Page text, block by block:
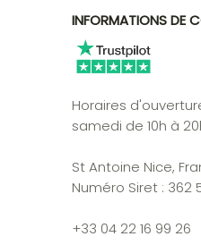
INFORMATIONS DE
Horaires
samedi de 10h à
St Antoine Nice,
Numéro Siret : 362
+33 04 22 16 99 26